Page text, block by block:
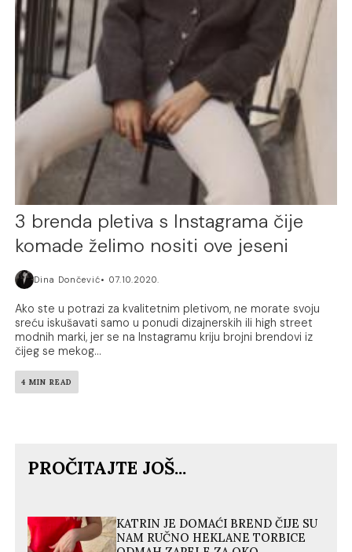
3 brenda pletiva s Instagrama čije
komade želimo nositi ove jeseni
Dina Dončević 07.10.2020.
Ako ste u potrazi za kvalitetnim pletivom, ne morate svoju
sreću iskušavati samo u ponudi dizajnerskih ili high street
modnih marki, jer se na Instagramu kriju brojni brendovi iz
čijeg se mekog...
4 MIN READ
PROČITAJTE JOŠ...
KATRIN JE DOMAĆI BREND ČIJE SU
NAM RUČNO HEKLANE TORBICE